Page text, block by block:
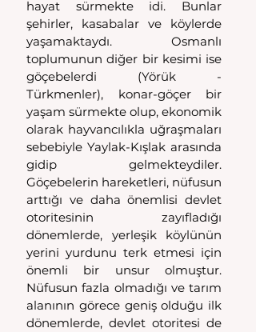
hayat sürmekte idi. Bunlar
şehirler, kasabalar ve köylerde
yaşamaktaydı. Osmanlı
toplumunun diğer bir kesimi ise
göçebelerdi (Yörük -
Türkmenler), konar-göçer bir
yaşam sürmekte olup, ekonomik
olarak hayvancılıkla uğraşmaları
sebebiyle Yaylak-Kışlak arasında
gidip gelmekteydiler.
Göçebelerin hareketleri, nüfusun
arttığı ve daha önemlisi devlet
otoritesinin zayıfladığı
dönemlerde, yerleşik köylünün
yerini yurdunu terk etmesi için
önemli bir unsur olmuştur.
Nüfusun fazla olmadığı ve tarım
alanının görece geniş olduğu ilk
dönemlerde, devlet otoritesi de